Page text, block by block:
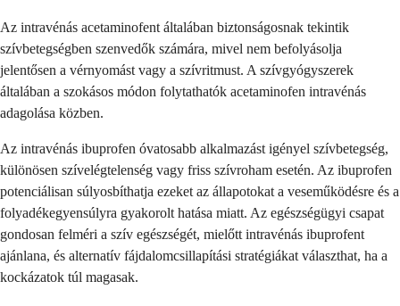
Az intravénás acetaminofent általában biztonságosnak tekintik
szívbetegségben szenvedők számára, mivel nem befolyásolja
jelentősen a vérnyomást vagy a szívritmust. A szívgyógyszerek
általában a szokásos módon folytathatók acetaminofen intravénás
adagolása közben.
Az intravénás ibuprofen óvatosabb alkalmazást igényel szívbetegség,
különösen szívelégtelenség vagy friss szívroham esetén. Az ibuprofen
potenciálisan súlyosbíthatja ezeket az állapotokat a veseműködésre és a
folyadékegyensúlyra gyakorolt hatása miatt. Az egészségügyi csapat
gondosan felméri a szív egészségét, mielőtt intravénás ibuprofent
ajánlana, és alternatív fájdalomcsillapítási stratégiákat választhat, ha a
kockázatok túl magasak.